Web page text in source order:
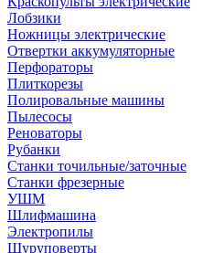
Лобзики
Ножницы электрические
Отвертки аккумуляторные
Перфораторы
Плиткорезы
Полировальные машины
Пылесосы
Реноваторы
Рубанки
Станки точильные/заточные
Станки фрезерные
УШМ
Шлифмашина
Электропилы
Шуруповерты